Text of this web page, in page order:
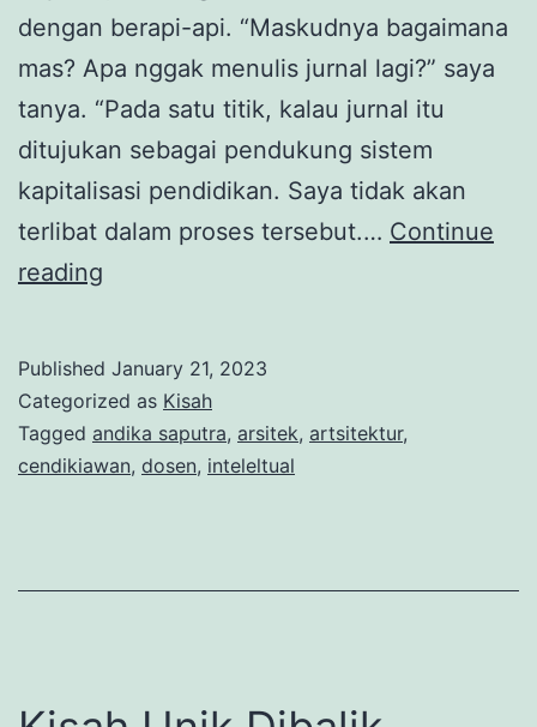
dengan berapi-api. “Maskudnya bagaimana
mas? Apa nggak menulis jurnal lagi?” saya
tanya. “Pada satu titik, kalau jurnal itu
ditujukan sebagai pendukung sistem
kapitalisasi pendidikan. Saya tidak akan
terlibat dalam proses tersebut.… Continue
reading
Catatan
dan
Kenangan
Saputra
Published January 21, 2023
Categorized as Kisah
Tagged andika saputra, arsitek, artsitektur,
cendikiawan, dosen, inteleltual